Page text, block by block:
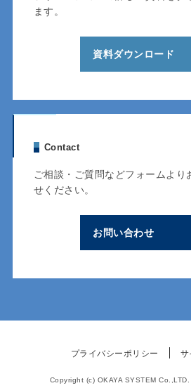
ます。
資料ダウンロード
Contact
ご相談・ご質問などフォームより
せください。
お問い合わせ
プライバシーポリシー サ
Copyright (c) OKAYA SYSTEM